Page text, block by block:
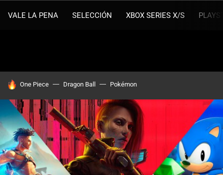
VALE LA PENA SELECCIÓN XBOX SERIES X/S
HOY SE HABLA DE
One Piece Dragon Ball Pokémon